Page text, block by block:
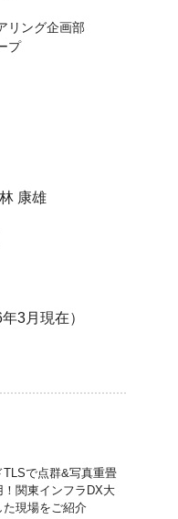
リング企画部
プ
康雄
3月現在）
TLSで点群&写真重畳
！関東インフラDX大
た現場をご紹介